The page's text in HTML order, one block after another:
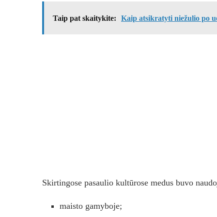
Taip pat skaitykite: Kaip atsikratyti niežulio po
Skirtingose pasaulio kultūrose medus buvo
maisto gamyboje;